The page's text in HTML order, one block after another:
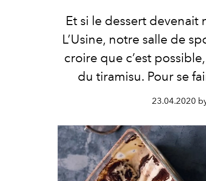
Et si le dessert
L’Usine, notre salle de
croire que c’est
du tiramisu. Pour se
23.04.2020